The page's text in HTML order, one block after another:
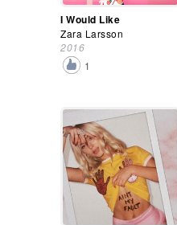
I Would Like
Zara Larsson
2016
1